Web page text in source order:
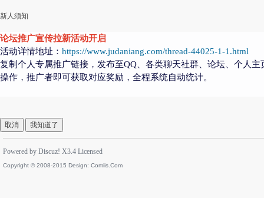
新人须知
论坛推广宣传拉新活动开启
活动详情地址： https://www.judaniang.com/thread-44025-1-1.html
复制个人专属推广链接，发布至QQ、各类聊天社群、论坛、个人
操作，推广者即可获取对应奖励，全程系统自动统计。
取消 我知道了
Powered by Discuz! X3.4 Licensed
Copyright © 2008-2015 Design: Comiis.Com